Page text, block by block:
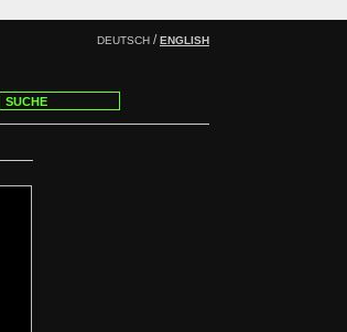
DEUTSCH /ENGLISH